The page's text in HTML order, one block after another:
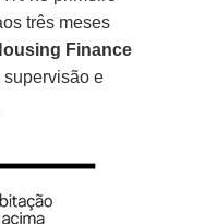
três meses
Finance
supervisão e